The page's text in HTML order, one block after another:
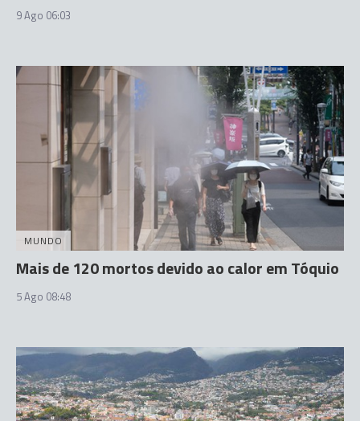
9 Ago 06:03
MUNDO
Mais de 120 mortos devido ao calor em Tóquio
5 Ago 08:48